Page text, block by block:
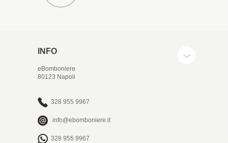
INFO
eBomboniere
80123 Napoli
328 955 9967
info@ebomboniere.it
328 955 9967